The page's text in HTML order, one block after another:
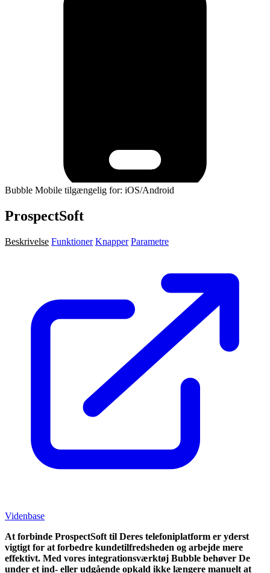
Bubble Mobile tilgængelig for: iOS/Android
ProspectSoft
Beskrivelse Funktioner Knapper Parametre
Videnbase
At forbinde ProspectSoft til Deres telefoni­platform er yderst
vigtigt for at forbedre kundetilfredsheden og arbejde mere
effektivt. Med vores integrationsværktøj Bubble behøver De
under et ind- eller udgående opkald ikke længere manuelt at